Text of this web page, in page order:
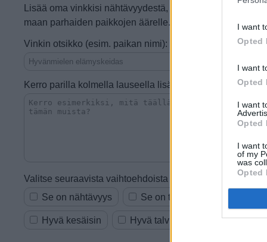
I want
Opted
I want
Opted
I want
Opted
I want
of my
was
Opted
Lisää oma vinkkisi nähtävyydestä, kaupasta,
maan parhaiden paikkojen äärelle.
Vinkin otsikko (esim. paikan nimi):
Kerro parilla kolmella lauseella lisää:
Valitse seuraavista vaihtoehdoista ne, jotka sopivat
Se on nähtävyys
Se on tekemistä tai ajanvietettä
Hyvä kesäisin Hyvä talvisin Vauhdikas